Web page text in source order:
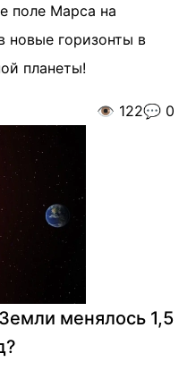
поле Марса на
новые горизонты в
планеты!
👁️ 122💬 0
менялось 1,5